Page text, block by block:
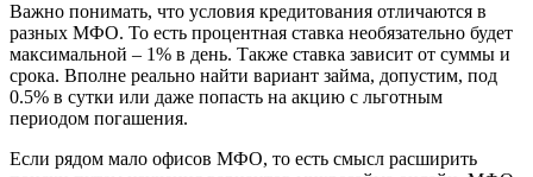
Важно понимать, что условия кредитования отличаются в
разных МФО. То есть процентная ставка необязательно будет
максимальной – 1% в день. Также ставка зависит от суммы и
срока. Вполне реально найти вариант займа, допустим, под
0.5% в сутки или даже попасть на акцию с льготным
периодом погашения.
Если рядом мало офисов МФО, то есть смысл расширить